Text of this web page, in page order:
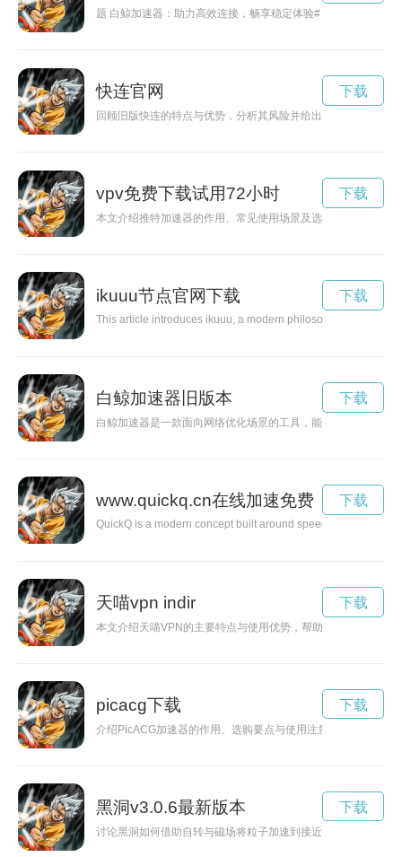
题 白鲸加速器：助力高效连接，畅享稳定体验# 关键词 白鲸加
快连官网
回顾旧版快连的特点与优势，分析其风险并给出迁移与保留的实
下载
vpv免费下载试用72小时
本文介绍推特加速器的作用、常见使用场景及选择时的注意事
下载
ikuuu节点官网下载
This article introduces ikuuu, a modern philosophy that
下载
白鲸加速器旧版本
白鲸加速器是一款面向网络优化场景的工具，能够帮助用户改
下载
www.quickq.cn在线加速免费
QuickQ is a modern concept built around speed, simplicity,
下载
天喵vpn indir
本文介绍天喵VPN的主要特点与使用优势，帮助用户了解其在
下载
picacg下载
介绍PicACG加速器的作用、选购要点与使用注意，帮助用户在
下载
黑洞v3.0.6最新版本
讨论黑洞如何借助自转与磁场将粒子加速到接近光速，及其观测
下载